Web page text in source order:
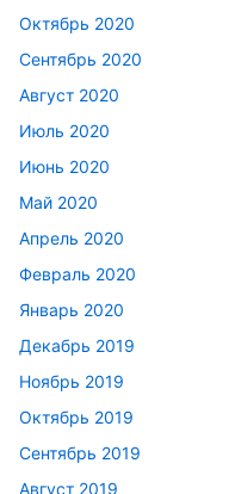
Октябрь 2020
Сентябрь 2020
Август 2020
Июль 2020
Июнь 2020
Май 2020
Апрель 2020
Февраль 2020
Январь 2020
Декабрь 2019
Ноябрь 2019
Октябрь 2019
Сентябрь 2019
Август 2019